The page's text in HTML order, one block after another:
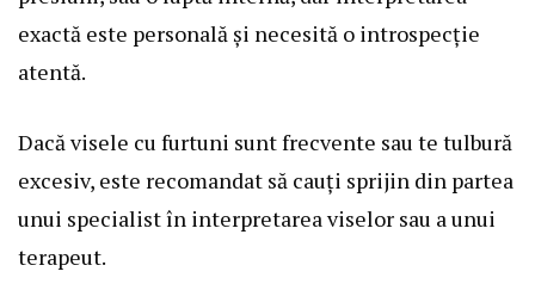
exactă este personală și necesită o introspecție
atentă.
Dacă visele cu furtuni sunt frecvente sau te tulbură
excesiv, este recomandat să cauți sprijin din partea
unui specialist în interpretarea viselor sau a unui
terapeut.